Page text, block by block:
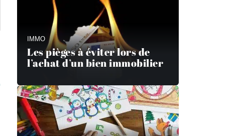
IMMO
Les pièges à éviter lors de
l’achat d’un bien immobilier